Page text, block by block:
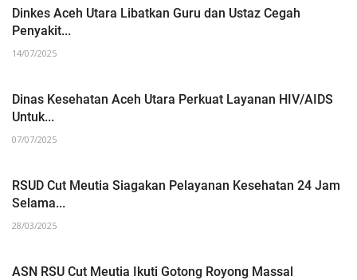
Dinkes Aceh Utara Libatkan Guru dan Ustaz Cegah
Penyakit...
14/07/2025
Dinas Kesehatan Aceh Utara Perkuat Layanan HIV/AIDS
Untuk...
07/07/2025
RSUD Cut Meutia Siagakan Pelayanan Kesehatan 24 Jam
Selama...
28/03/2025
ASN RSU Cut Meutia Ikuti Gotong Royong Massal